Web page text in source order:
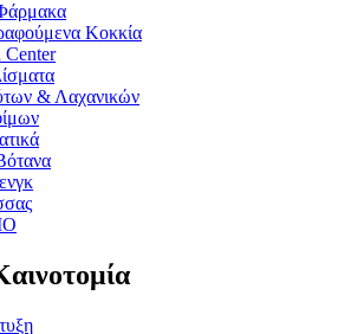
Κοκκία
& Λαχανικών